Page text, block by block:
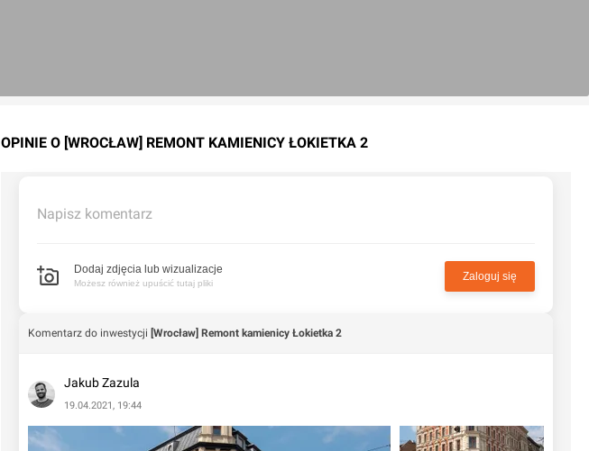
OPINIE O [WROCŁAW] REMONT KAMIENICY ŁOKIETKA 2
Napisz komentarz
Dodaj zdjęcia lub wizualizacje
Możesz również upuścić tutaj pliki
Zaloguj się
Komentarz do inwestycji [Wrocław] Remont kamienicy Łokietka 2
Jakub Zazula
19.04.2021, 19:44